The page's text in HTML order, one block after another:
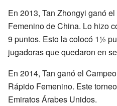
En 2013, Tan Zhongyi ganó
Femenino de China. Lo hizo
9 puntos. Esto la colocó 1½
jugadoras que quedaron en
En 2014, Tan ganó el
Rápido Femenino. Este
Emiratos Árabes Unidos.